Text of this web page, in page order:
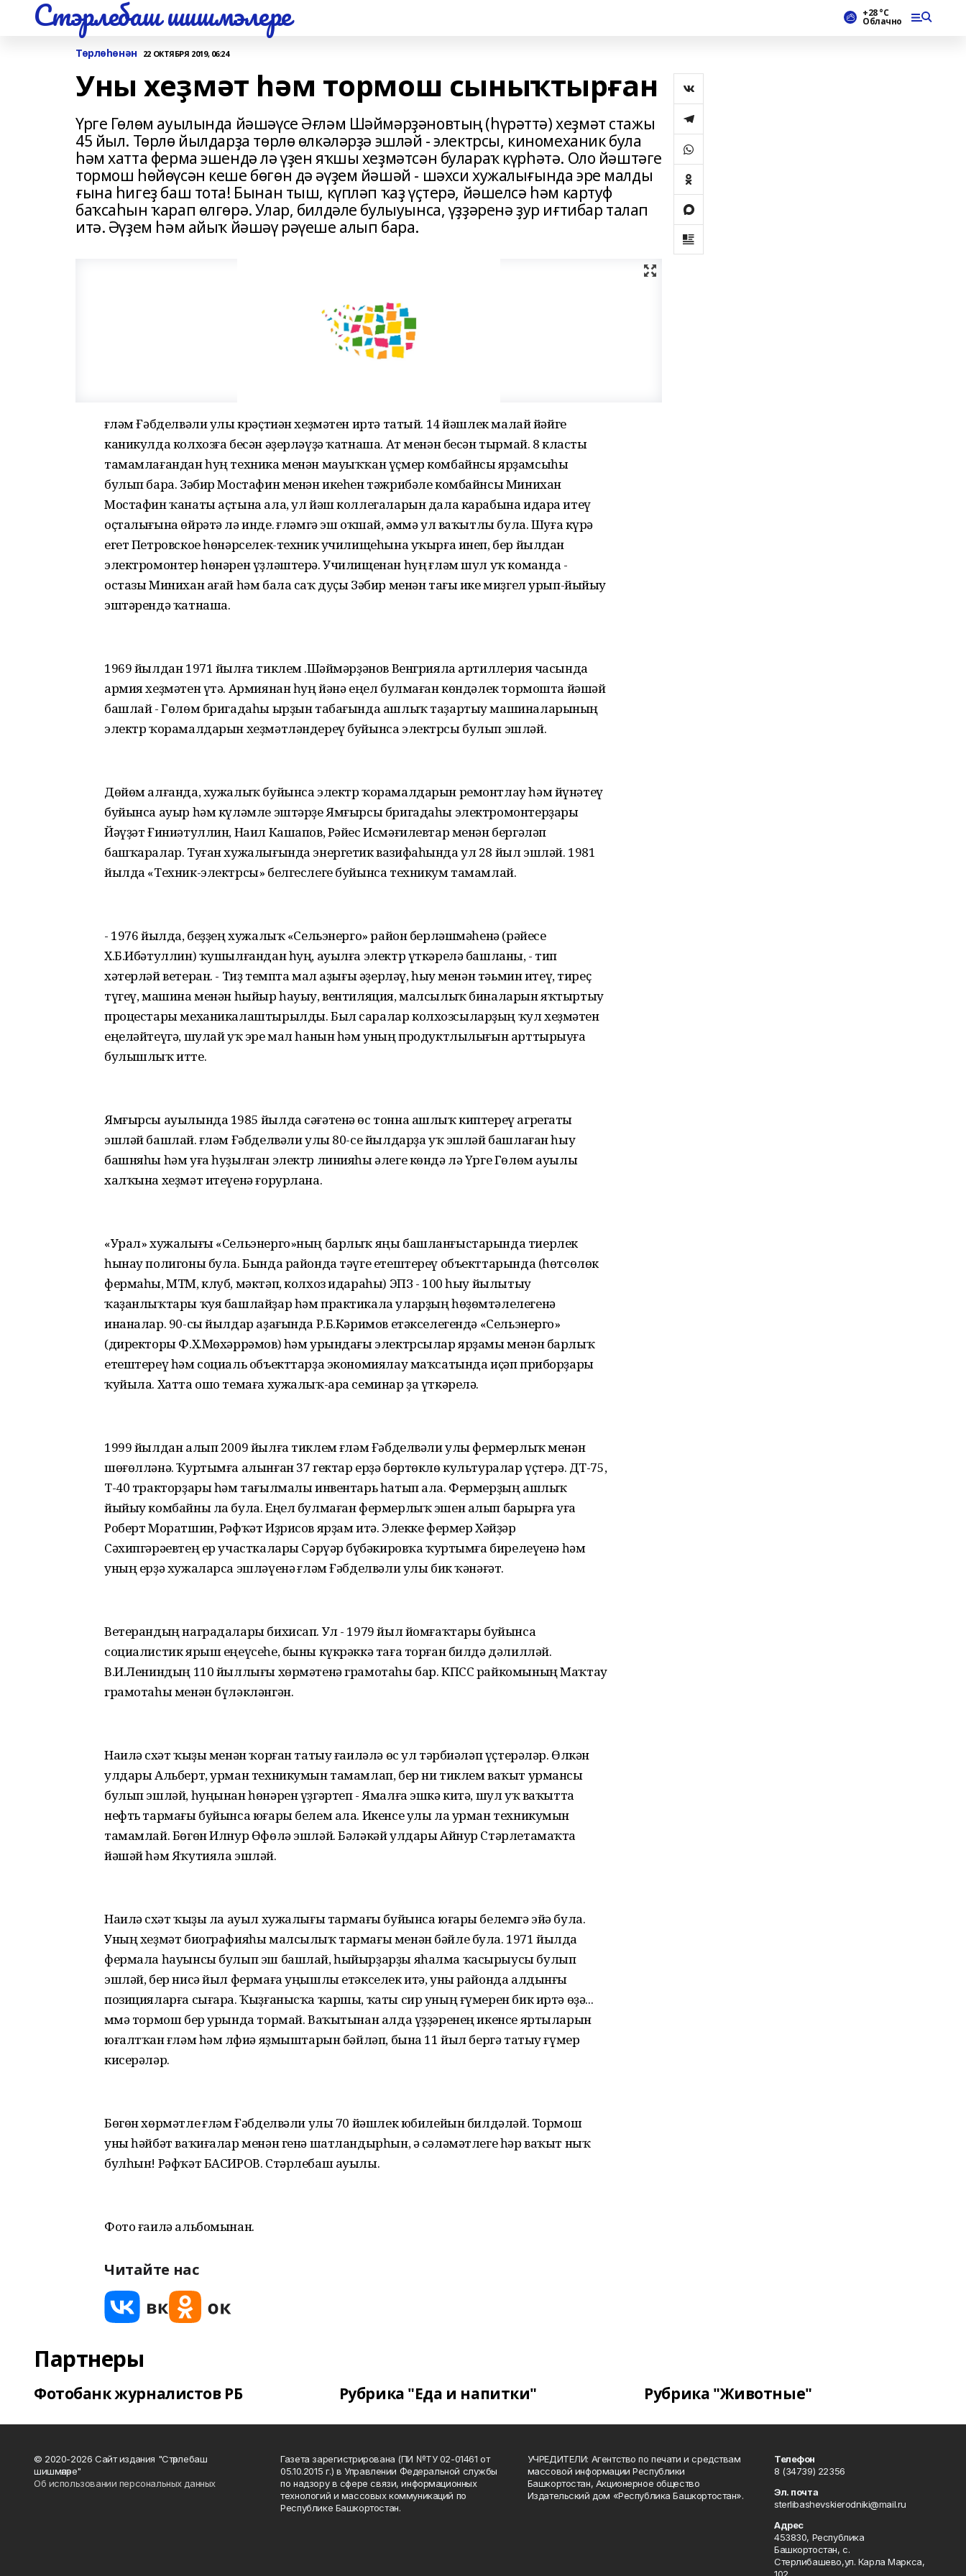
Стэрлебаш шишмэлере +28 °С
Облачно
Төрлөһөнән 22 ОКТЯБРЯ 2019, 06:24
Уны хеҙмәт һәм тормош сыныҡтырған
Үрге Гөлөм ауылында йәшәүсе Әғләм Шәймәрҙәновтың (һүрәттә) хеҙмәт стажы
45 йыл. Төрлө йылдарҙа төрлө өлкәләрҙә эшләй - электрсы, киномеханик була
һәм хатта ферма эшендә лә үҙен яҡшы хеҙмәтсән булараҡ күрһәтә. Оло йәштәге
тормош һөйөүсән кеше бөгөн дә әүҙем йәшәй - шәхси хужалығында эре малды
ғына һигеҙ баш тота! Бынан тыш, күпләп ҡаҙ үҫтерә, йәшелсә һәм картуф
баҡсаһын ҡарап өлгөрә. Улар, билдәле булыуынса, үҙҙәренә ҙур иғтибар талап
итә. Әүҙем һәм айыҡ йәшәү рәүеше алып бара.
Әғләм Ғәбделвәли улы крәҫтиән хеҙмәтен иртә татый. 14 йәшлек малай йәйге
каникулда колхозға бесән әҙерләүҙә ҡатнаша. Ат менән бесән тырмай. 8 класты
тамамлағандан һуң техника менән мауыҡҡан үҫмер комбайнсы ярҙамсыһы
булып бара. Зәбир Мостафин менән икеһен тәжрибәле комбайнсы Минихан
Мостафин ҡанаты аҫтына ала, ул йәш коллегаларын дала карабына идара итеү
оҫталығына өйрәтә лә инде. Әғләмгә эш оҡшай, әммә ул ваҡытлы була. Шуға күрә
егет Петровское һөнәрселек-техник училищеһына уҡырға инеп, бер йылдан
электромонтер һөнәрен үҙләштерә. Училищенан һуң Әғләм шул уҡ команда -
остазы Минихан ағай һәм бала саҡ дуҫы Зәбир менән тағы ике миҙгел урып-йыйыу
эштәрендә ҡатнаша.
1969 йылдан 1971 йылға тиклем Ә.Шәймәрҙәнов Венгрияла артиллерия часында
армия хеҙмәтен үтә. Армиянан һуң йәнә еңел булмаған көндәлек тормошта йәшәй
башлай - Гөлөм бригадаһы ырҙын табағында ашлыҡ таҙартыу машиналарының
электр ҡорамалдарын хеҙмәтләндереү буйынса электрсы булып эшләй.
Дөйөм алғанда, хужалыҡ буйынса электр ҡорамалдарын ремонтлау һәм йүнәтеү
буйынса ауыр һәм күләмле эштәрҙе Ямғырсы бригадаһы электромонтерҙары
Йәүҙәт Ғиниәтуллин, Наил Кашапов, Рәйес Исмәғилевтар менән бергәләп
башҡаралар. Туған хужалығында энергетик вазифаһында ул 28 йыл эшләй. 1981
йылда «Техник-электрсы» белгеслеге буйынса техникум тамамлай.
- 1976 йылда, беҙҙең хужалыҡ «Сельэнерго» район берләшмәһенә (рәйесе
Х.Б.Ибәтуллин) ҡушылғандан һуң, ауылға электр үткәрелә башланы, - тип
хәтерләй ветеран. - Тиҙ темпта мал аҙығы әҙерләү, һыу менән тәьмин итеү, тиреҫ
түгеү, машина менән һыйыр һауыу, вентиляция, малсылыҡ биналарын яҡтыртыу
процестары механикалаштырылды. Был саралар колхозсыларҙың ҡул хеҙмәтен
еңеләйтеүгә, шулай уҡ эре мал һанын һәм уның продуктлылығын арттырыуға
булышлыҡ итте.
Ямғырсы ауылында 1985 йылда сәғәтенә өс тонна ашлыҡ киптереү агрегаты
эшләй башлай. Әғләм Ғәбделвәли улы 80-се йылдарҙа уҡ эшләй башлаған һыу
башняһы һәм уға һуҙылған электр линияһы әлеге көндә лә Үрге Гөлөм ауылы
халҡына хеҙмәт итеүенә ғорурлана.
«Урал» хужалығы «Сельэнерго»ның барлыҡ яңы башланғыстарында тиерлек
һынау полигоны була. Бында районда тәүге етештереү объекттарында (һөтсөлөк
фермаһы, МТМ, клуб, мәктәп, колхоз идараһы) ЭПЗ - 100 һыу йылытыу
ҡаҙанлыҡтары ҡуя башлайҙар һәм практикала уларҙың һөҙөмтәлелегенә
инаналар. 90-сы йылдар аҙағында Р.Б.Кәримов етәкселегендә «Сельэнерго»
(директоры Ф.Х.Мөхәррәмов) һәм урындағы электрсылар ярҙамы менән барлыҡ
етештереү һәм социаль объекттарҙа экономиялау маҡсатында иҫәп приборҙары
ҡуйыла. Хатта ошо темаға хужалыҡ-ара семинар ҙа үткәрелә.
1999 йылдан алып 2009 йылға тиклем Әғләм Ғәбделвәли улы фермерлыҡ менән
шөғөлләнә. Ҡуртымға алынған 37 гектар ерҙә бөртөклө культуралар үҫтерә. ДТ-75,
Т-40 тракторҙары һәм тағылмалы инвентарь һатып ала. Фермерҙың ашлыҡ
йыйыу комбайны ла була. Еңел булмаған фермерлыҡ эшен алып барырға уға
Роберт Моратшин, Рәфҡәт Иҙрисов ярҙам итә. Элекке фермер Хәйҙәр
Сәхипгәрәевтең ер участкалары Сәрүәр Әбүбәкировҡа ҡуртымға бирелеүенә һәм
уның ерҙә хужаларса эшләүенә Әғләм Ғәбделвәли улы бик ҡәнәғәт.
Ветерандың наградалары бихисап. Ул - 1979 йыл йомғаҡтары буйынса
социалистик ярыш еңеүсеһе, быны күкрәккә таға торған билдә дәлилләй.
В.И.Лениндың 110 йыллығы хөрмәтенә грамотаһы бар. КПСС райкомының Маҡтау
грамотаһы менән бүләкләнгән.
Наилә Әсхәт ҡыҙы менән ҡорған татыу ғаиләлә өс ул тәрбиәләп үҫтерәләр. Өлкән
улдары Альберт, урман техникумын тамамлап, бер ни тиклем ваҡыт урмансы
булып эшләй, һуңынан һөнәрен үҙгәртеп - Ямалға эшкә китә, шул уҡ ваҡытта
нефть тармағы буйынса юғары белем ала. Икенсе улы ла урман техникумын
тамамлай. Бөгөн Илнур Өфөлә эшләй. Бәләкәй улдары Айнур Стәрлетамаҡта
йәшәй һәм Яҡутияла эшләй.
Наилә Әсхәт ҡыҙы ла ауыл хужалығы тармағы буйынса юғары белемгә эйә була.
Уның хеҙмәт биографияһы малсылыҡ тармағы менән бәйле була. 1971 йылда
фермала һауынсы булып эш башлай, һыйырҙарҙы яһалма ҡасырыусы булып
эшләй, бер нисә йыл фермаға уңышлы етәкселек итә, уны районда алдынғы
позицияларға сығара. Ҡыҙғанысҡа ҡаршы, ҡаты сир уның ғүмерен бик иртә өҙә...
Әммә тормош бер урында тормай. Ваҡытынан алда үҙҙәренең икенсе яртыларын
юғалтҡан Әғләм һәм Әлфиә яҙмыштарын бәйләп, бына 11 йыл бергә татыу ғүмер
кисерәләр.
Бөгөн хөрмәтле Әғләм Ғәбделвәли улы 70 йәшлек юбилейын билдәләй. Тормош
уны һәйбәт ваҡиғалар менән генә шатландырһын, ә сәләмәтлеге һәр ваҡыт ныҡ
булһын! Рәфҡәт БАСИРОВ. Стәрлебаш ауылы.
Фото ғаилә альбомынан.
Читайте нас
Партнеры
Фотобанк журналистов РБ Рубрика "Еда и напитки" Рубрика "Животные"
© 2020-2026 Сайт издания "Стәрлебаш
шишмәләре"
Об использовании персональных данных
Газета зарегистрирована (ПИ №ТУ 02-01461 от
05.10.2015 г.) в Управлении Федеральной службы
по надзору в сфере связи, информационных
технологий и массовых коммуникаций по
Республике Башкортостан.
УЧРЕДИТЕЛИ: Агентство по печати и средствам
массовой информации Республики
Башкортостан, Акционерное общество
Издательский дом «Республика Башкортостан».
Телефон
8 (34739) 22356
Эл. почта
sterlibashevskierodniki@mail.ru
Адрес
453830, Республика
Башкортостан, c.
Стерлибашево,ул. Карла Маркса,